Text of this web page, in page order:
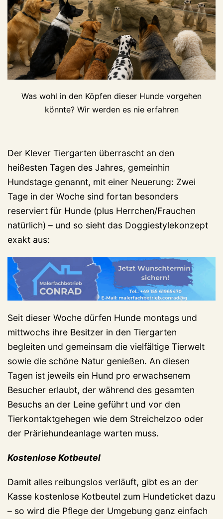
Was wohl in den Köpfen dieser Hunde vorgehen
könnte? Wir werden es nie erfahren
Der Klever Tiergarten überrascht an den
heißesten Tagen des Jahres, gemeinhin
Hundstage genannt, mit einer Neuerung: Zwei
Tage in der Woche sind fortan besonders
reserviert für Hunde (plus Herrchen/Frauchen
natürlich) – und so sieht das Doggiestylekonzept
exakt aus:
Seit dieser Woche dürfen Hunde montags und
mittwochs ihre Besitzer in den Tiergarten
begleiten und gemeinsam die vielfältige Tierwelt
sowie die schöne Natur genießen. An diesen
Tagen ist jeweils ein Hund pro erwachsenem
Besucher erlaubt, der während des gesamten
Besuchs an der Leine geführt und vor den
Tierkontaktgehegen wie dem Streichelzoo oder
der Präriehundeanlage warten muss.
Kostenlose Kotbeutel
Damit alles reibungslos verläuft, gibt es an der
Kasse kostenlose Kotbeutel zum Hundeticket dazu
– so wird die Pflege der Umgebung ganz einfach